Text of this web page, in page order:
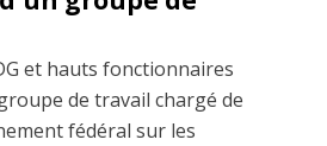
et hauts fonctionnaires
de travail chargé de
fédéral sur les